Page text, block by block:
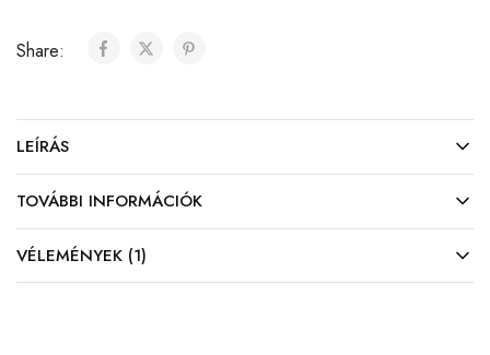
Share:
LEÍRÁS
TOVÁBBI INFORMÁCIÓK
VÉLEMÉNYEK (1)